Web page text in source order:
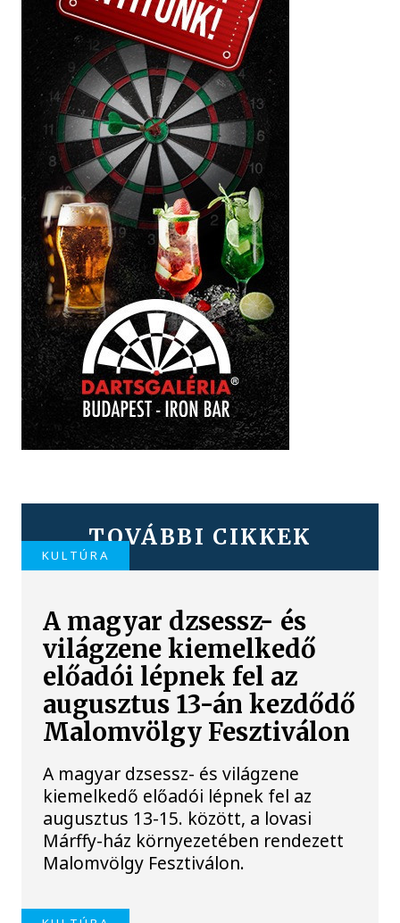
TOVÁBBI CIKKEK
KULTÚRA
A magyar dzsessz- és
világzene kiemelkedő
előadói lépnek fel az
augusztus 13-án kezdődő
Malomvölgy Fesztiválon
A magyar dzsessz- és világzene
kiemelkedő előadói lépnek fel az
augusztus 13-15. között, a lovasi
Márffy-ház környezetében rendezett
Malomvölgy Fesztiválon.